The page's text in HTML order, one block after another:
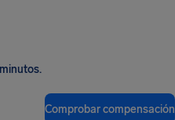
Comprobar compensación